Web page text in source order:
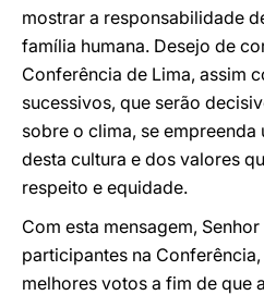
mostrar a responsabilidade
família humana. Desejo de
Conferência de Lima, assim
sucessivos, que serão
sobre o clima, se
desta cultura e dos valores
respeito e equidade.
Com esta mensagem,
participantes na
melhores votos a fim de que